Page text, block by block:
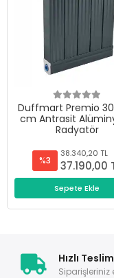
Duffmart Premio
cm Antrasit
Radyatör
%3
38.340,20 TL
37.190,00
Sepete Ekle
Hızlı
Siparişleriniz